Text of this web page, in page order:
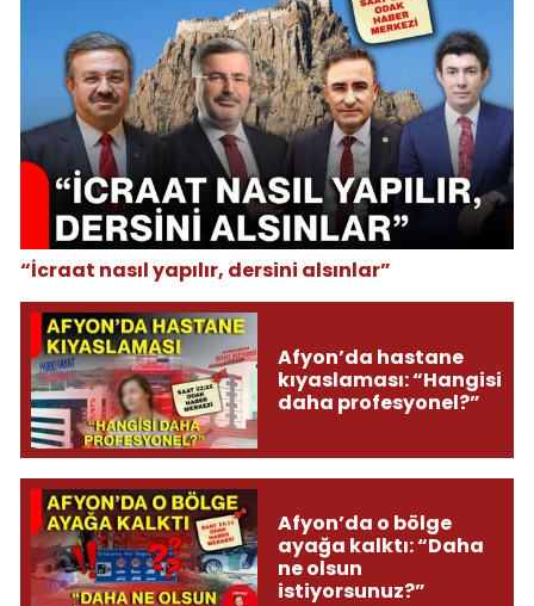
“İcraat nasıl yapılır, dersini alsınlar”
Afyon’da hastane
kıyaslaması: “Hangisi
daha profesyonel?”
Afyon’da o bölge
ayağa kalktı: “Daha
ne olsun
istiyorsunuz?”